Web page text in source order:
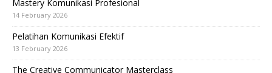
Mastery Komunikasi Profesional
14 February 2026
Pelatihan Komunikasi Efektif
13 February 2026
The Creative Communicator Masterclass